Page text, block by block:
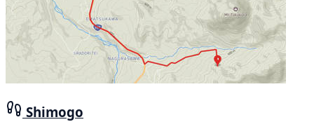
Shimogo